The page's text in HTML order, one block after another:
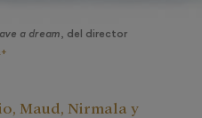
a dream , del director
Maud, Nirmala y